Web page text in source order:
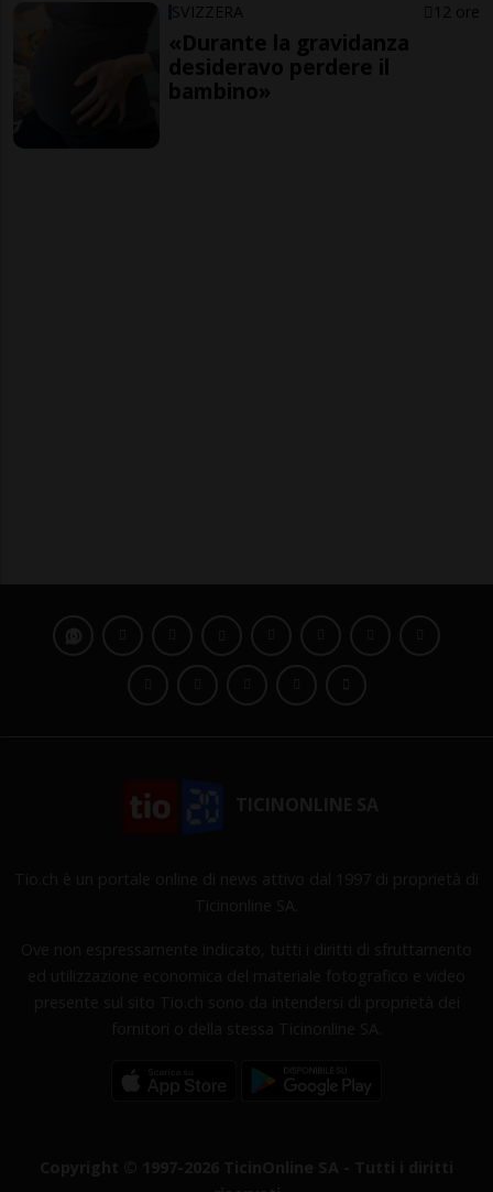
SVIZZERA 12 ore
«Durante la gravidanza
desideravo perdere il
bambino»